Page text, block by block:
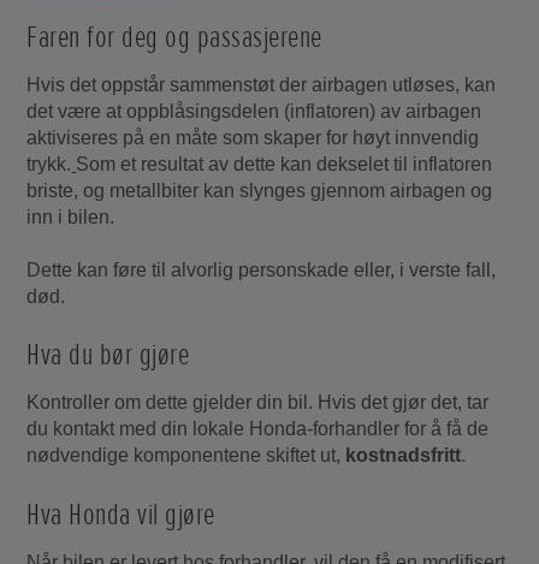
Faren for deg og passasjerene
Hvis det oppstår sammenstøt der airbagen utløses, kan
det være at oppblåsingsdelen (inflatoren) av airbagen
aktiviseres på en måte som skaper for høyt innvendig
trykk. Som et resultat av dette kan dekselet til inflatoren
briste, og metallbiter kan slynges gjennom airbagen og
inn i bilen.
Dette kan føre til alvorlig personskade eller, i verste fall,
død.
Hva du bør gjøre
Kontroller om dette gjelder din bil. Hvis det gjør det, tar
du kontakt med din lokale Honda-forhandler for å få de
nødvendige komponentene skiftet ut, kostnadsfritt.
Hva Honda vil gjøre